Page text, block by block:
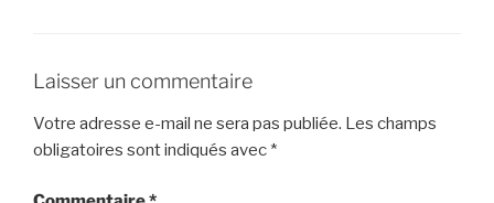
Laisser un commentaire
Votre adresse e-mail ne sera pas publiée. Les champs
obligatoires sont indiqués avec *